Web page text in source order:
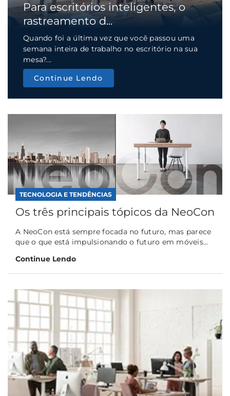
Para escritórios inteligentes, o
rastreamento d...
Quando foi a última vez que você passou uma
semana inteira de trabalho no escritório na sua
mesa?...
Continue Lendo
TECNOLOGIA E TENDÊNCIAS
Os três principais tópicos da NeoCon
A NeoCon está sempre focada no futuro, mas parece
que o que está impulsionando o futuro em móveis...
Continue Lendo